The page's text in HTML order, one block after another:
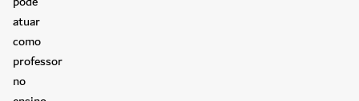
atuar
como
professor
no